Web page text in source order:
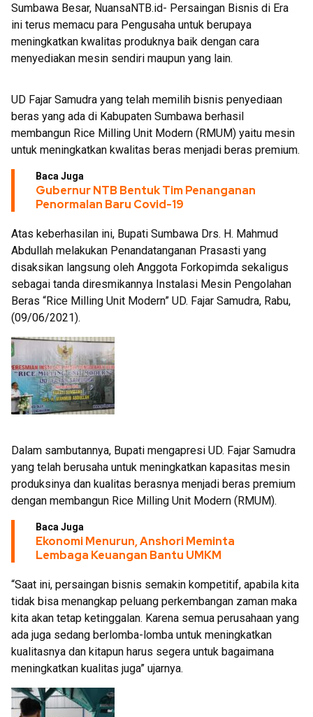
Sumbawa Besar, NuansaNTB.id- Persaingan Bisnis di Era
ini terus memacu para Pengusaha untuk berupaya
meningkatkan kwalitas produknya baik dengan cara
menyediakan mesin sendiri maupun yang lain.
UD Fajar Samudra yang telah memilih bisnis penyediaan
beras yang ada di Kabupaten Sumbawa berhasil
membangun Rice Milling Unit Modern (RMUM) yaitu mesin
untuk meningkatkan kwalitas beras menjadi beras premium.
Baca Juga
Gubernur NTB Bentuk Tim Penanganan
Penormalan Baru Covid-19
Atas keberhasilan ini, Bupati Sumbawa Drs. H. Mahmud
Abdullah melakukan Penandatanganan Prasasti yang
disaksikan langsung oleh Anggota Forkopimda sekaligus
sebagai tanda diresmikannya Instalasi Mesin Pengolahan
Beras “Rice Milling Unit Modern” UD. Fajar Samudra, Rabu,
(09/06/2021).
Dalam sambutannya, Bupati mengapresi UD. Fajar Samudra
yang telah berusaha untuk meningkatkan kapasitas mesin
produksinya dan kualitas berasnya menjadi beras premium
dengan membangun Rice Milling Unit Modern (RMUM).
Baca Juga
Ekonomi Menurun, Anshori Meminta
Lembaga Keuangan Bantu UMKM
“Saat ini, persaingan bisnis semakin kompetitif, apabila kita
tidak bisa menangkap peluang perkembangan zaman maka
kita akan tetap ketinggalan. Karena semua perusahaan yang
ada juga sedang berlomba-lomba untuk meningkatkan
kualitasnya dan kitapun harus segera untuk bagaimana
meningkatkan kualitas juga” ujarnya.